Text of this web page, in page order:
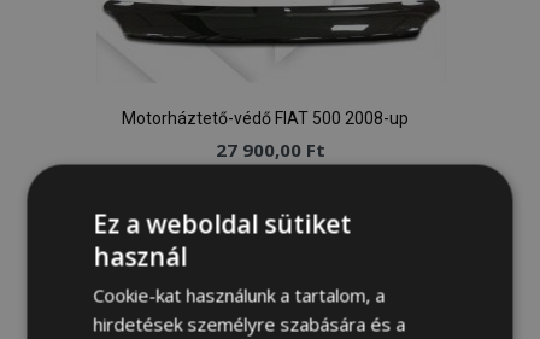
Motorháztető-védő FIAT 500 2008-up
27 900,00 Ft
Kosárba
a
Ez a weboldal sütiket
használ
Cookie-kat használunk a tartalom, a
hirdetések személyre szabására és a